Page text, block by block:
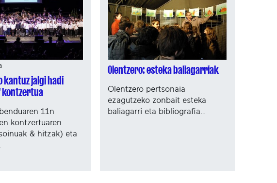
kantuz jalgi hadi
kontzertua
11n
kontzertuaren
& hitzak) eta
Olentzero: esteka baliagarriak
Olentzero pertsonaia
ezagutzeko zonbait esteka
baliagarri eta bibliografia..